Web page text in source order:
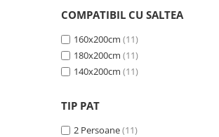
Set Lenjerie Pat Blanita Iepure, 6
Lenjerii De Pat Premium Collection
Set Lenjerie De Pat, 7 Piese, Cu
Set Lenjerie De Pat Jacquard Regal,
11 Piese, Cuvertura Inclusa
COMPATIBIL CU SALTEA
160x200cm (11)
180x200cm (11)
140x200cm (11)
TIP PAT
2 Persoane(11)